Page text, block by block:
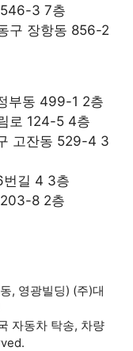
3 7층
구 장항동 856-2
부동 499-1 2층
로 124-5 4층
고잔동 529-4 3
번길 4 3층
8 2층
, 영광빌딩) (주)대
자동차 탁송, 차량